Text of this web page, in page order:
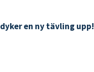
en ny tävling upp!